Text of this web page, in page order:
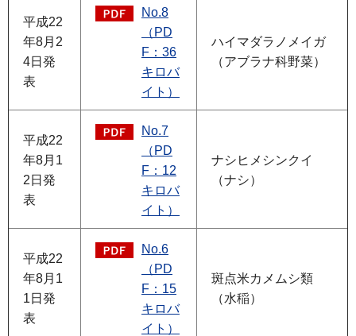
平成22
年8月2
4日発
表
No.8
（PD
F：36
キロバ
イト）
ハイマダラノメイガ
（アブラナ科野菜）
平成22
年8月1
2日発
表
No.7
（PD
F：12
キロバ
イト）
ナシヒメシンクイ
（ナシ）
平成22
年8月1
1日発
表
No.6
（PD
F：15
キロバ
イト）
斑点米カメムシ類
（水稲）